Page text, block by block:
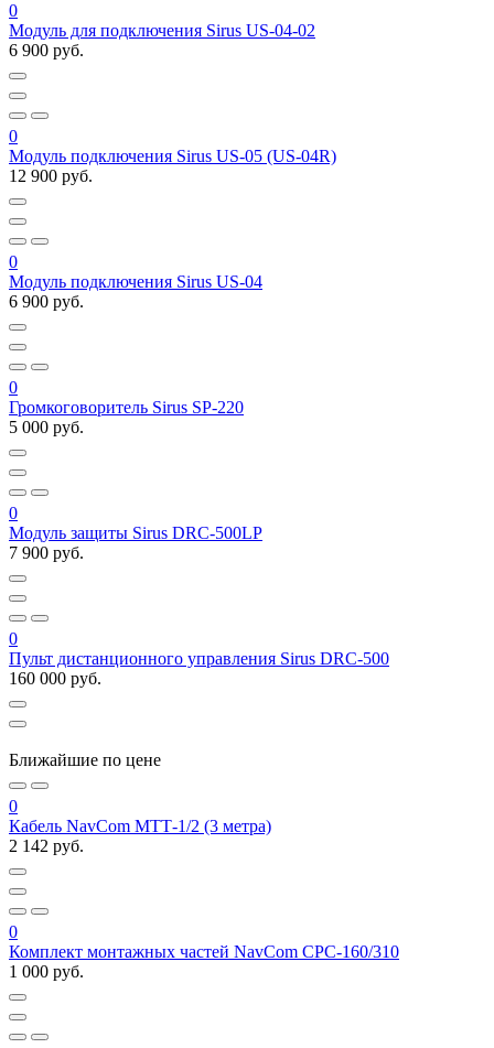
0
Модуль для подключения Sirus US-04-02
6 900 руб.
0
Модуль подключения Sirus US-05 (US-04R)
12 900 руб.
0
Модуль подключения Sirus US-04
6 900 руб.
0
Громкоговоритель Sirus SP-220
5 000 руб.
0
Модуль защиты Sirus DRC-500LP
7 900 руб.
0
Пульт дистанционного управления Sirus DRC-500
160 000 руб.
Ближайшие по цене
0
Кабель NavCom МТТ-1/2 (3 метра)
2 142 руб.
0
Комплект монтажных частей NavCom СРС-160/310
1 000 руб.